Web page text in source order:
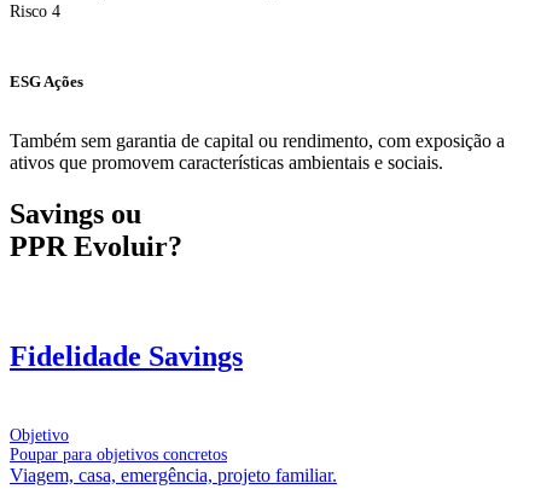
Risco 4
ESG Ações
Também sem garantia de capital ou rendimento, com exposição a
ativos que promovem características ambientais e sociais.
Savings ou
PPR Evoluir?
Fidelidade Savings
Objetivo
Poupar para objetivos concretos
Viagem, casa, emergência, projeto familiar.